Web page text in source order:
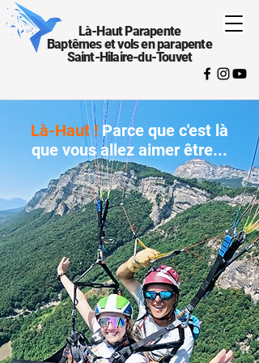
Là-Haut Parapente
Baptêmes et vols en parapente
Saint-Hilaire-du-Touvet
Chamoux-sur-Gelon · Combe de Savoie ·
Bauges · Belledonne · Maurienne · Savoie
La Savoie est l'un des grands territoires
historiques du parapente dans les Alpes
françaises. Entre les Bauges, Belledonne,
la Maurienne, la Tarentaise et les
grandes vallées alpines qui structurent le
département, les possibilités de vol y
sont immenses. Au cœur de cette
Baptême parapente en Savoie à
Chamoux sur Gelon,
voler en Combe de Savoie
Là-Haut ! Parce que c'est là
que vous allez aimer être...